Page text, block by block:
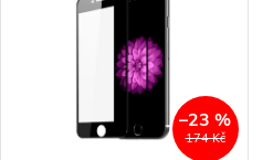
Abecedně
174 Kč
–23 %